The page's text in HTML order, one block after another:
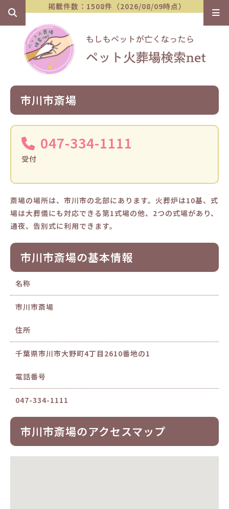
掲載件数：1508件（2026/08/09時点）
市川市斎場
047-334-1111
受付
斎場の場所は、市川市の北部にあります。火葬炉は10基、式
場は大葬儀にも対応できる第1式場の他、2つの式場があり、
通夜、告別式に利用できます。
市川市斎場の基本情報
名称
市川市斎場
住所
千葉県市川市大野町4丁目2610番地の1
電話番号
047-334-1111
市川市斎場のアクセスマップ